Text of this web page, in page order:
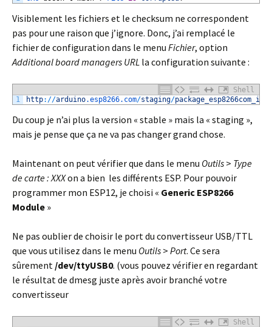
Visiblement les fichiers et le checksum ne correspondent
pas pour une raison que j’ignore. Donc, j’ai remplacé le
fichier de configuration dans le menu Fichier, option
Additional board managers URL la configuration suivante :
Shell
1
http: //arduino.esp8266.com/staging/
Du coup je n’ai plus la version « stable » mais la « staging »,
mais je pense que ça ne va pas changer grand chose.
Maintenant on peut vérifier que dans le menu Outils > Type
de carte : XXXon a bien les différents ESP. Pour pouvoir
programmer mon ESP12, je choisi « Generic ESP8266
Module »
Ne pas oublier de choisir le port du convertisseur USB/TTL
que vous utilisez dans le menu Outils > Port. Ce sera
sûrement /dev/ttyUSB0. (vous pouvez vérifier en regardant
le résultat de dmesg juste après avoir branché votre
convertisseur
Shell